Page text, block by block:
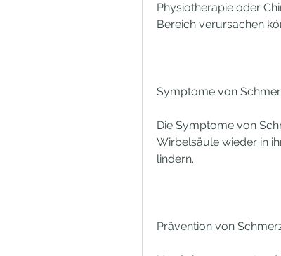
Physiotherapie oder
Bereich verursachen
Symptome von
Die Symptome von
Wirbelsäule wieder in
lindern.
Prävention von